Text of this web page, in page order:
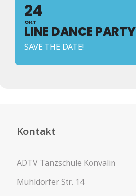
24
OKT
LINE DANCE PARTY
SAVE THE DATE!
Kontakt
ADTV Tanzschule Konvalin
Mühldorfer Str. 14